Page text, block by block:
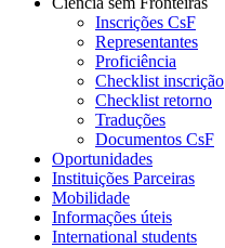
Inscrições CsF
Representantes
Proficiência
Checklist inscrição
Checklist retorno
Traduções
Documentos CsF
Oportunidades
Instituições Parceiras
Mobilidade
Informações úteis
International students